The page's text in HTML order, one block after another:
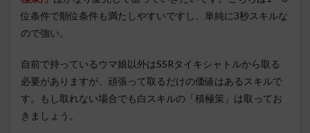
位条件で順位条件も満たしやすいですし、単純に3秒スキルな
ので強い。
自前で持っているウマ娘以外はSSRタイキシャトルから取る
必要がありますが、頑張って取るだけの価値はあるスキルで
す。もし取れない場合でも白スキルの「積極策」は取ってお
きましょう。